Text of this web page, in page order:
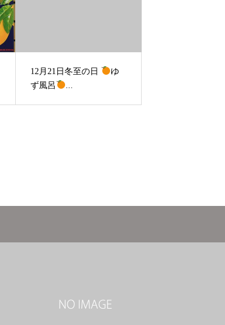
12月21日冬至の日
ゆ
ず風呂
...